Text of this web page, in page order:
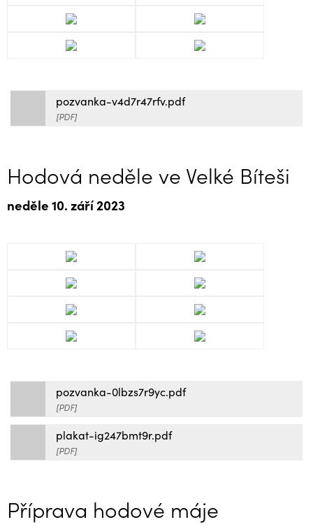
pozvanka-v4d7r47rfv.pdf
[PDF]
Hodová neděle ve Velké Bíteši
neděle 10. září 2023
pozvanka-0lbzs7r9yc.pdf
[PDF]
plakat-ig247bmt9r.pdf
[PDF]
Příprava hodové máje